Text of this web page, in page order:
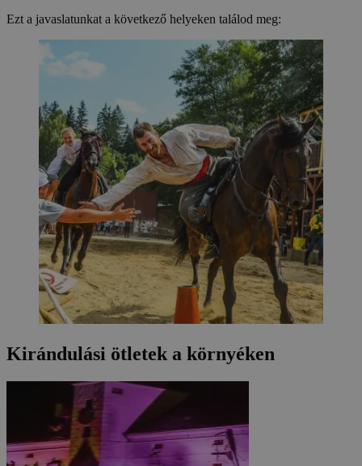
Ezt a javaslatunkat a következő helyeken találod meg:
Kirándulási ötletek a környéken